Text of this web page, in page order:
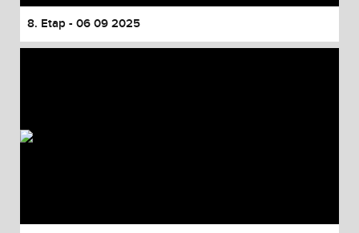
8. Etap - 06 09 2025